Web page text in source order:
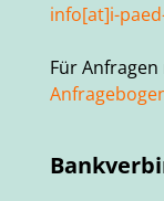
info[at]i-
Für